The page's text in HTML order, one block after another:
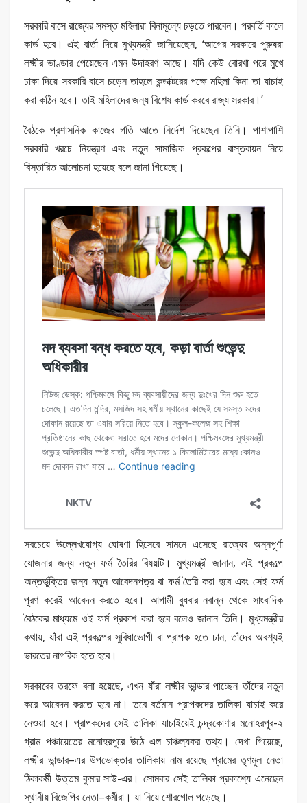
সরকারি বাসে রাজ্যের সমস্ত মহিলারা বিনামূল্যে চড়তে পারবেন। পরবর্তি কালে
কার্ড হবে। এই বার্তা দিয়ে মুখ্যমন্ত্রী জানিয়েছেন, ‘আগের সরকারে পুরুষরা
লক্ষ্মীর ভাণ্ডার পেয়েছেন এমন উদাহরণ আছে। যদি কেউ বোরখা পরে মুখে
ঢাকা দিয়ে সরকারি বাসে চড়েন তাহলে কন্ডাক্টরের পক্ষে মহিলা কিনা তা যাচাই
করা কঠিন হবে। তাই মহিলাদের জন্য বিশেষ কার্ড করবে রাজ্য সরকার।’
বৈঠকে প্রশাসনিক কাজের গতি আতে নির্দেশ দিয়েছেন তিনি। পাশাপাশি
সরকারি খরচে নিয়ন্ত্রণ এবং নতুন সামাজিক প্রকল্পের বাস্তবায়ন নিয়ে
বিস্তারিত আলোচনা হয়েছে বলে জানা গিয়েছে।
সবচেয়ে উল্লেখযোগ্য ঘোষণা হিসেবে সামনে এসেছে রাজ্যের অন্নপূর্ণা
যোজনার জন্য নতুন ফর্ম তৈরির বিষয়টি। মুখ্যমন্ত্রী জানান, এই প্রকল্পে
অন্তর্ভুক্তির জন্য নতুন আবেদনপত্র বা ফর্ম তৈরি করা হবে এবং সেই ফর্ম
পূরণ করেই আবেদন করতে হবে। আগামী বুধবার নবান্ন থেকে সাংবাদিক
বৈঠকের মাধ্যমে ওই ফর্ম প্রকাশ করা হবে বলেও জানান তিনি। মুখ্যমন্ত্রীর
কথায়, যাঁরা এই প্রকল্পের সুবিধাভোগী বা প্রাপক হতে চান, তাঁদের অবশ্যই
ভারতের নাগরিক হতে হবে।
সরকারের তরফে বলা হয়েছে, এখন যাঁরা লক্ষ্মীর ভান্ডার পাচ্ছেন তাঁদের নতুন
করে আবেদন করতে হবে না। তবে বর্তমান প্রাপকদের তালিকা যাচাই করে
নেওয়া হবে। প্রাপকদের সেই তালিকা যাচাইয়েই চন্দ্রকোণার মনোহরপুর-২
গ্রাম পঞ্চায়েতের মনোহরপুরে উঠে এল চাঞ্চল্যকর তথ্য। দেখা গিয়েছে,
লক্ষ্মীর ভান্ডার–এর উপভোক্তার তালিকায় নাম রয়েছে গ্রামের তৃণমুল নেতা
ঠিকাকর্মী উত্তম কুমার সাউ-এর। সোমবার সেই তালিকা প্রকাশ্যে এনেছেন
স্থানীয় বিজেপির নেতা–কর্মীরা। যা নিয়ে শোরগোল পড়েছে।